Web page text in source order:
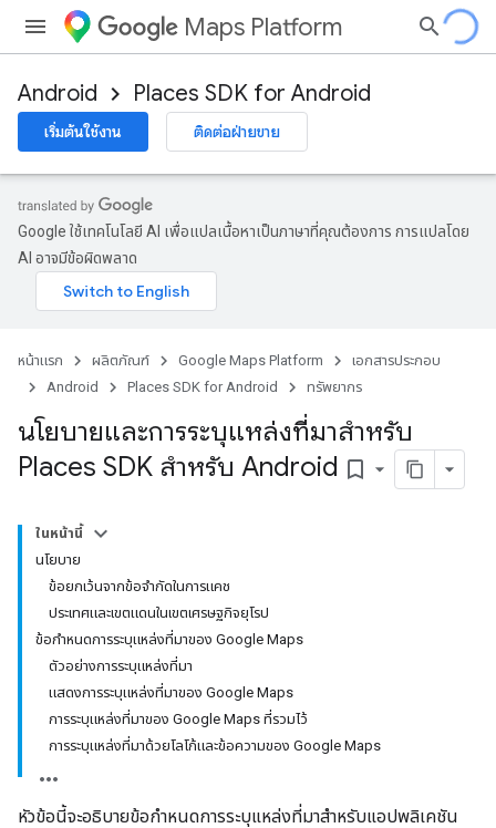
Maps Platform
Android Places SDK for Android
เริ่มต้นใช้งาน ติดต่อฝ่ายขาย
Google ใช้เทคโนโลยี AI เพื่อแปลเนื้อหาเป็นภาษาที่คุณต้องการ การแปลโดย
AI อาจมีข้อผิดพลาด
หน้าแรก ผลิตภัณฑ์ Google Maps Platform
เอกสารประกอบ
Android
Places SDK for Android ทรัพยากร
นโยบายและการระบุแหล่งที่มาสำหรับ
Places SDK สำหรับ Android bookmark_border
ในหน้านี้
นโยบาย
ข้อยกเว้นจากข้อจำกัดในการแคช
ประเทศและเขตแดนในเขตเศรษฐกิจยุโรป
ข้อกำหนดการระบุแหล่งที่มาของ Google Maps
ตัวอย่างการระบุแหล่งที่มา
แสดงการระบุแหล่งที่มาของ Google Maps
การระบุแหล่งที่มาของ Google Maps ที่รวมไว้
การระบุแหล่งที่มาด้วยโลโก้และข้อความของ Google Maps
หัวข้อนี้จะอธิบายข้อกำหนดการระบุแหล่งที่มาสำหรับแอปพลิเคชัน